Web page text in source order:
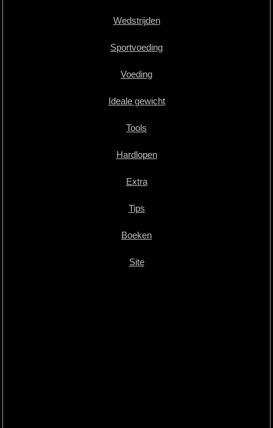
Wedstrijden
Sportvoeding
Voeding
Ideale gewicht
Tools
Hardlopen
Extra
Tips
Boeken
Site